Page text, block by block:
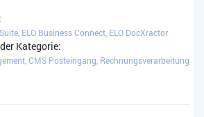
Suite, ELO Business Connect, ELO DocXractor
Kategorie:
CMS Posteingang, Rechnungsverarbeitung